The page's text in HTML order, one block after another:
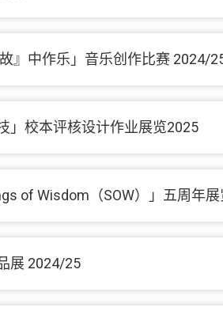
』中作乐」音乐创作比赛 2024/
」校本评核设计作业展览2025
of Wisdom（SOW）」五周年展
展 2024/25